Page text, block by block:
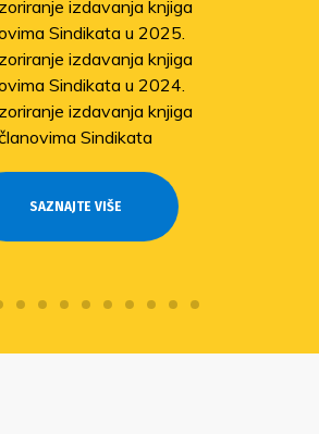
izdavanja knjiga
Sindikata u 2025.
izdavanja knjiga
Sindikata u 2024.
izdavanja knjiga
Sindikata
SAZNAJTE VIŠE